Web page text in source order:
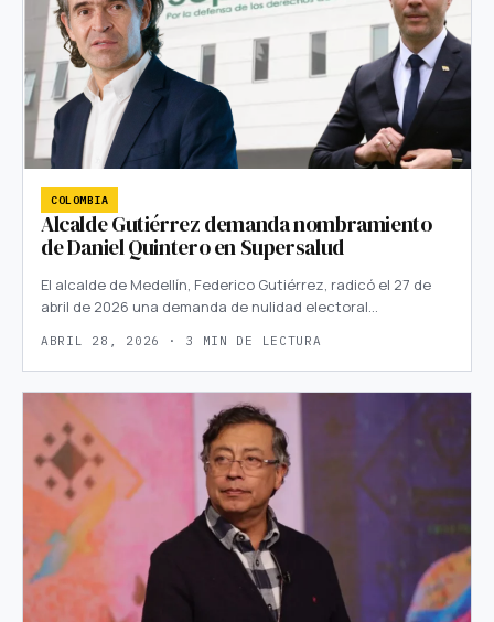
COLOMBIA
Alcalde Gutiérrez demanda nombramiento
de Daniel Quintero en Supersalud
El alcalde de Medellín, Federico Gutiérrez, radicó el 27 de
abril de 2026 una demanda de nulidad electoral…
ABRIL 28, 2026 · 3 MIN DE LECTURA